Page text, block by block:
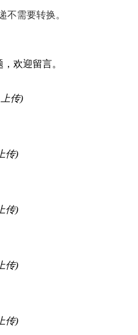
不需要转换。
欢迎留言。
传)
传)
传)
传)
传)